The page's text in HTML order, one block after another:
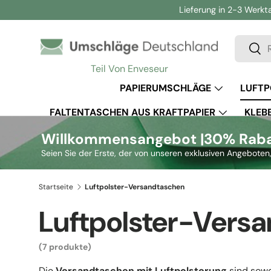
Direkt zum Inhalt
Lieferung in 2-3
Teil Von Enveseur
Suchen
PAPIERUMSCHLÄGE
FALTENTASCHEN AUS KRAFTPAPIER
Willkommensangebot |30%
Seien Sie der Erste, der von unseren exklusiven
Startseite Luftpolster-Versandtaschen
Luftpolster-
(7 produkte)